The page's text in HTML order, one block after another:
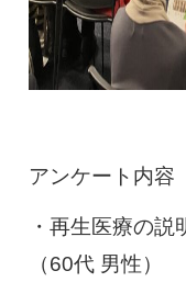
アンケート内容
・再生医療の説
（60代 男性）